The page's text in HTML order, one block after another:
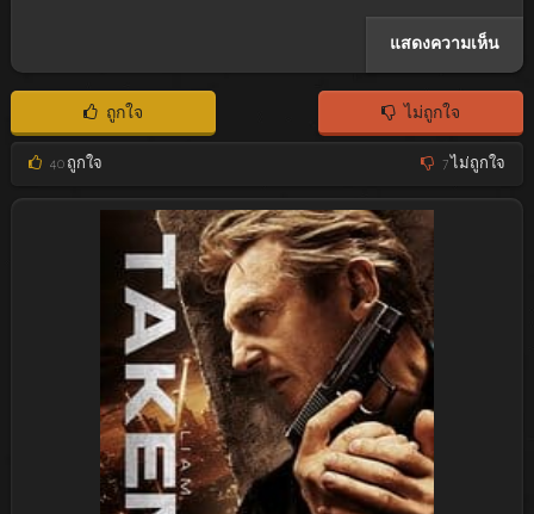
ถูกใจ ไม่ถูกใจ
40ถูกใจ 7ไม่ถูกใจ